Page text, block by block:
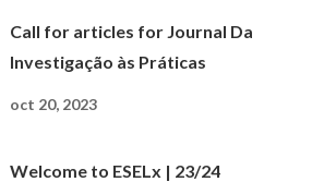
Call for articles for Journal Da
Investigação às Práticas
oct 20, 2023
Welcome to ESELx | 23/24